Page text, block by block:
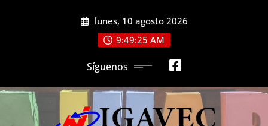
lunes, 10 agosto 2026
9:49:26 AM
Síguenos